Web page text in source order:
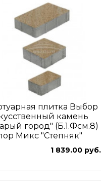
плитка Выбор
камень
город" (Б.1.Фсм.8)
Микс "Степняк"
1 839.00 руб.